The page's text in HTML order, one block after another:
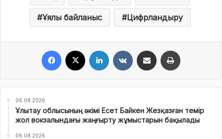
Ұялы байланыс Цифрландыру
06.08.2026
Ұлытау облысының әкімі Есет Байкен Жезқазған темір
жол вокзалындағы жаңғырту жұмыстарын бақылады
06.08.2026